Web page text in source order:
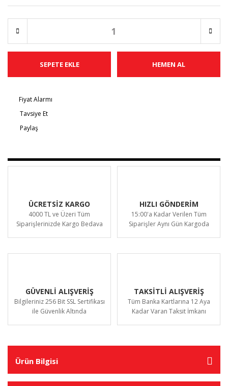
SEPETE EKLE HEMEN AL
Fiyat Alarmı
Tavsiye Et
Paylaş
ÜCRETSİZ KARGO
4000 TL ve Üzeri Tüm
Siparişlerinizde Kargo Bedava
HIZLI GÖNDERİM
15:00'a Kadar Verilen Tüm
Siparişler Aynı Gün Kargoda
GÜVENLİ ALIŞVERİŞ
Bilgileriniz 256 Bit SSL Sertifikası
ile Güvenlik Altında
TAKSİTLİ ALIŞVERİŞ
Tüm Banka Kartlarına 12 Aya
Kadar Varan Taksit İmkanı
Ürün Bilgisi